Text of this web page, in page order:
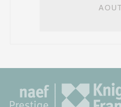
AOUT